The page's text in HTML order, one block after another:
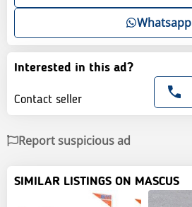
Whatsapp
Interested in this ad?
Contact seller
Report suspicious ad
SIMILAR LISTINGS ON MASCUS